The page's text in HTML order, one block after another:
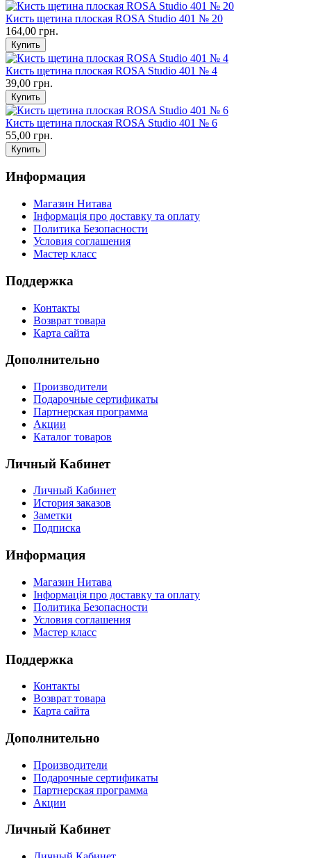
Кисть щетина плоская ROSA Studio 401 № 20
164,00 грн.
Кисть щетина плоская ROSA Studio 401 № 4
39,00 грн.
Кисть щетина плоская ROSA Studio 401 № 6
55,00 грн.
Информация
Магазин Нитава
Інформація про доставку та оплату
Политика Безопасности
Условия соглашения
Мастер класс
Поддержка
Контакты
Возврат товара
Карта сайта
Дополнительно
Производители
Подарочные сертификаты
Партнерская программа
Акции
Каталог товаров
Личный Кабинет
Личный Кабинет
История заказов
Заметки
Подписка
Информация
Магазин Нитава
Інформація про доставку та оплату
Политика Безопасности
Условия соглашения
Мастер класс
Поддержка
Контакты
Возврат товара
Карта сайта
Дополнительно
Производители
Подарочные сертификаты
Партнерская программа
Акции
Личный Кабинет